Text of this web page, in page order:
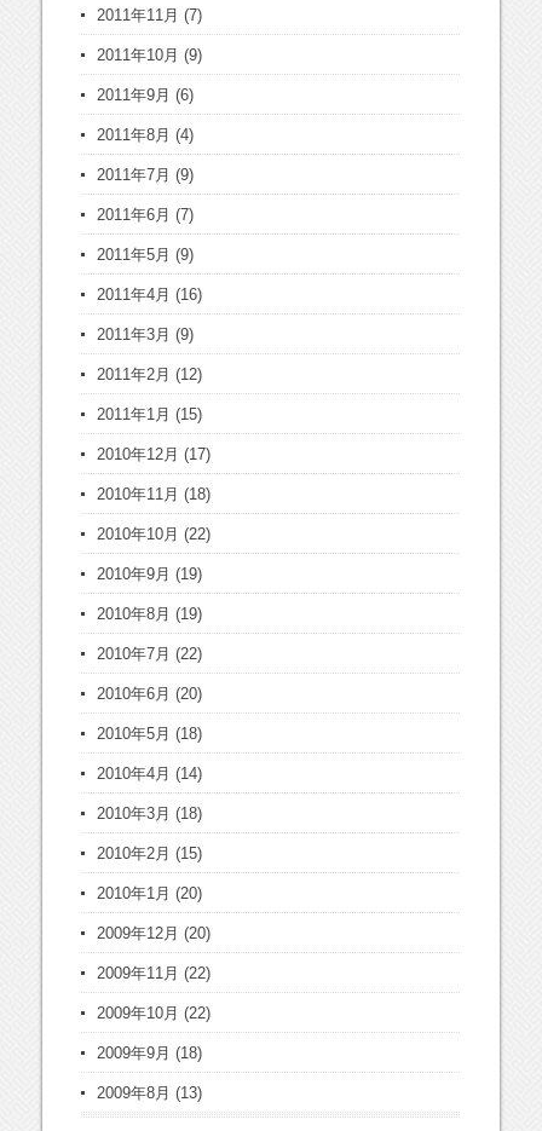
2011年11月 (7)
2011年10月 (9)
2011年9月 (6)
2011年8月 (4)
2011年7月 (9)
2011年6月 (7)
2011年5月 (9)
2011年4月 (16)
2011年3月 (9)
2011年2月 (12)
2011年1月 (15)
2010年12月 (17)
2010年11月 (18)
2010年10月 (22)
2010年9月 (19)
2010年8月 (19)
2010年7月 (22)
2010年6月 (20)
2010年5月 (18)
2010年4月 (14)
2010年3月 (18)
2010年2月 (15)
2010年1月 (20)
2009年12月 (20)
2009年11月 (22)
2009年10月 (22)
2009年9月 (18)
2009年8月 (13)